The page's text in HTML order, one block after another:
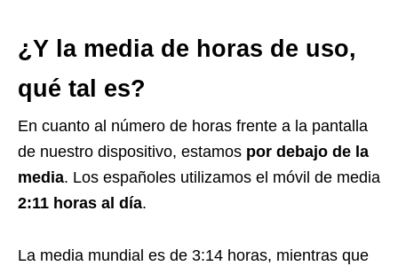
¿Y la media de horas de uso,
qué tal es?
En cuanto al número de horas frente a la pantalla
de nuestro dispositivo, estamos por debajo de la
media. Los españoles utilizamos el móvil de media
2:11 horas al día.
La media mundial es de 3:14 horas, mientras que